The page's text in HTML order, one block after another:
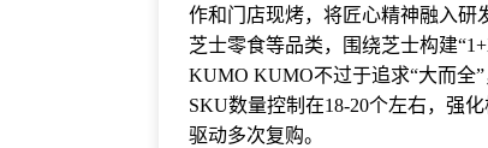
作和门店现烤，将匠心精神融入研
芝士零食等品类，围绕芝士构建
KUMO KUMO不过于追求“大而全
SKU数量控制在18-20个左右，强
驱动多次复购。